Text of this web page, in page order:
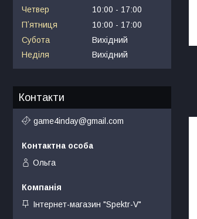
Четвер
10:00
17:00
Пʼятниця
10:00
17:00
Субота
Вихідний
Неділя
Вихідний
Контакти
game4inday@gmail.com
Ольга
Інтернет-магазин "Spektr-V"